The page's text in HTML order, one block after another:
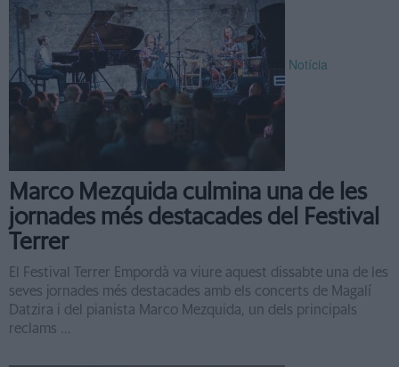
Notícia
Marco Mezquida culmina una de les
jornades més destacades del Festival
Terrer
El Festival Terrer Empordà va viure aquest dissabte una de les
seves jornades més destacades amb els concerts de Magalí
Datzira i del pianista Marco Mezquida, un dels principals
reclams ...